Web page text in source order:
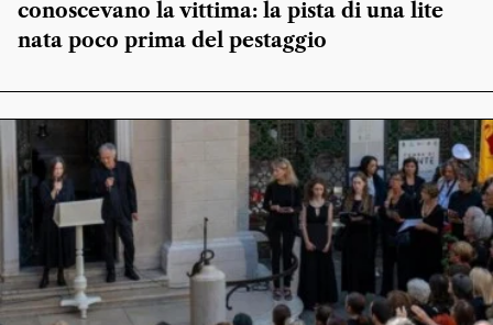
conoscevano la vittima: la pista di una lite
nata poco prima del pestaggio